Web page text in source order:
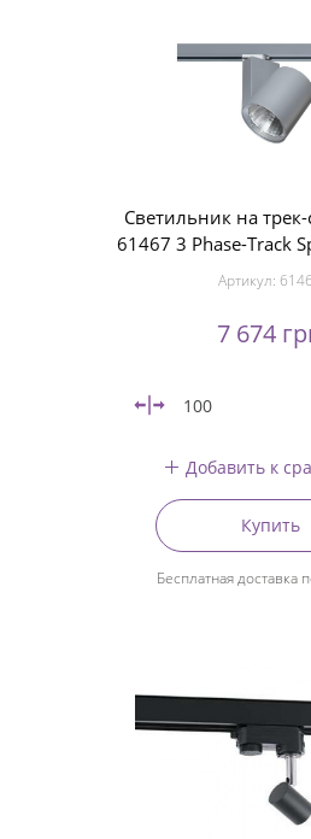
Светильник на трек-
61467 3 Phase-Track
Артикул:
7 674
100
Добавить к
Купить
Бесплатная доставка